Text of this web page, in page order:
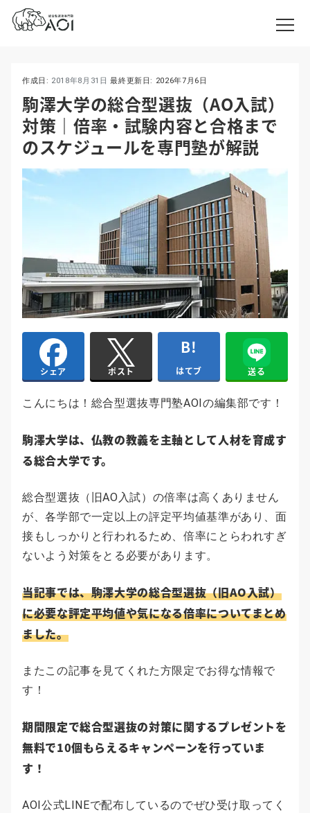
作成日: 2018年8月31日最終更新日: 2026年7月6日
駒澤大学の総合型選抜（AO入試）
対策｜倍率・試験内容と合格まで
のスケジュールを専門塾が解説
シェア ポスト はてブ 送る
こんにちは！総合型選抜専門塾AOIの編集部です！
駒澤大学は、仏教の教義を主軸として人材を育成す
る総合大学です。
総合型選抜（旧AO入試）の倍率は高くありません
が、各学部で一定以上の評定平均値基準があり、面
接もしっかりと行われるため、倍率にとらわれすぎ
ないよう対策をとる必要があります。
当記事では、駒澤大学の総合型選抜（旧AO入試）
に必要な評定平均値や気になる倍率についてまとめ
ました。
またこの記事を見てくれた方限定でお得な情報で
す！
期間限定で総合型選抜の対策に関するプレゼントを
無料で10個もらえるキャンペーンを行っていま
す！
AOI公式LINEで配布しているのでぜひ受け取ってく